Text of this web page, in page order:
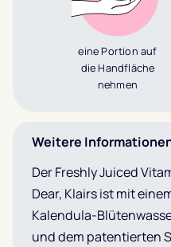
eine Portion auf
die Handfläche
nehmen
Weitere
Der Freshly Juiced
Dear, Klairs ist mit
Kalendula-
und dem patentierten